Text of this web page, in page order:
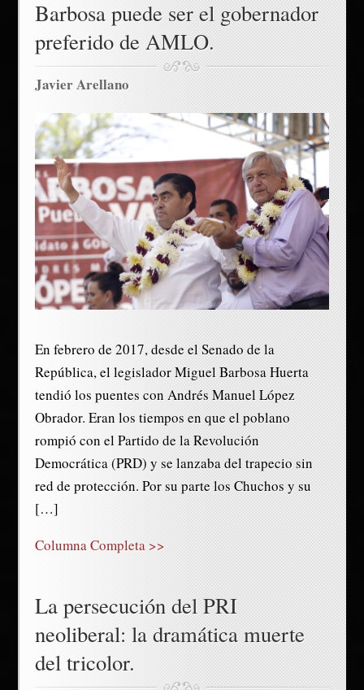
Barbosa puede ser el gobernador
preferido de AMLO.
Javier Arellano
En febrero de 2017, desde el Senado de la
República, el legislador Miguel Barbosa Huerta
tendió los puentes con Andrés Manuel López
Obrador. Eran los tiempos en que el poblano
rompió con el Partido de la Revolución
Democrática (PRD) y se lanzaba del trapecio sin
red de protección. Por su parte los Chuchos y su
[…]
Columna Completa >>
La persecución del PRI
neoliberal: la dramática muerte
del tricolor.